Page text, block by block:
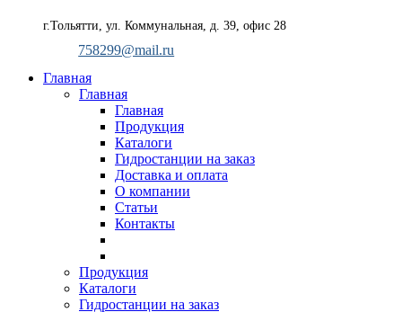
г.Тольятти, ул. Коммунальная, д. 39, офис 28
758299@mail.ru
Главная
Главная
Главная
Продукция
Каталоги
Гидростанции на заказ
Доставка и оплата
О компании
Статьи
Контакты
Продукция
Каталоги
Гидростанции на заказ